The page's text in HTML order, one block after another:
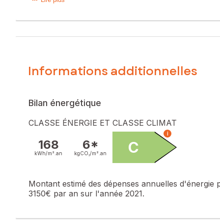
d'une salle d'eau ainsi que d'un garage.
vaste pièce de vie et une salle d'eau avec WC. Idéal
Des travaux de rénovation sont à prévoir, mais cette
Une opportunité rare sur le secteur à découvrir sans tarder!
Les informations sur les risques auxquels ce bien est
Contactez votre conseiller SAFTI : Florence COSTAN, Tél.
Informations additionnelles
Bilan énergétique
CLASSE ÉNERGIE ET CLASSE CLIMAT
168
kWh/m². an
6*
kgCO₂/m². an C
i
Montant estimé des dépenses annuelles d'énergie
3150€ par an sur l'année 2021.